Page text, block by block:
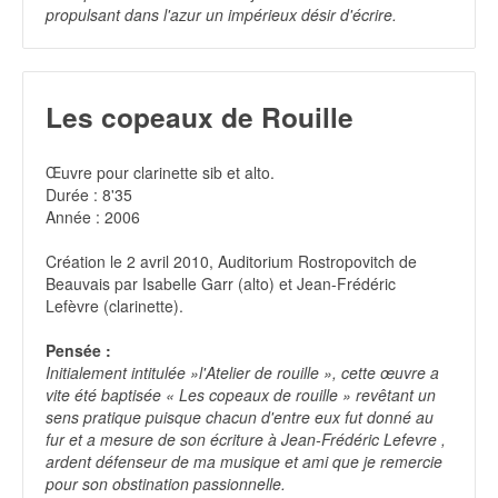
propulsant dans l'azur un impérieux désir d'écrire.
Les copeaux de Rouille
Œuvre pour clarinette sib et alto.
Durée : 8'35
Année : 2006
Création le 2 avril 2010, Auditorium Rostropovitch de
Beauvais par Isabelle Garr (alto) et Jean-Frédéric
Lefèvre (clarinette).
Pensée :
Initialement intitulée »l'Atelier de rouille », cette œuvre a
vite été baptisée « Les copeaux de rouille » revêtant un
sens pratique puisque chacun d'entre eux fut donné au
fur et a mesure de son écriture à Jean-Frédéric Lefevre ,
ardent défenseur de ma musique et ami que je remercie
pour son obstination passionnelle.